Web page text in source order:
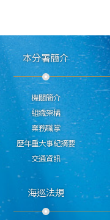
本分署簡介
機關簡介
組織架構
業務職掌
歷年重大事紀摘要
交通資訊
海巡法規